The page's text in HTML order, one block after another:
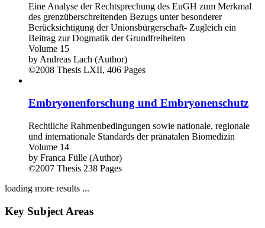
Eine Analyse der Rechtsprechung des EuGH zum Merkmal
des grenzüberschreitenden Bezugs unter besonderer
Berücksichtigung der Unionsbürgerschaft- Zugleich ein
Beitrag zur Dogmatik der Grundfreiheiten
Volume 15
by Andreas Lach (Author)
©2008 Thesis LXII, 406 Pages
Embryonenforschung und Embryonenschutz
Rechtliche Rahmenbedingungen sowie nationale, regionale
und internationale Standards der pränatalen Biomedizin
Volume 14
by Franca Fülle (Author)
©2007 Thesis 238 Pages
loading more results ...
Key Subject Areas